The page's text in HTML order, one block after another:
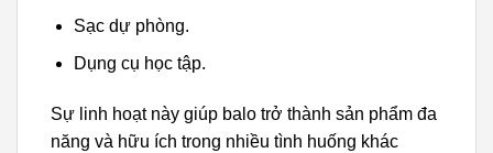
Sạc dự phòng.
Dụng cụ học tập.
Sự linh hoạt này giúp balo trở thành sản phẩm đa
năng và hữu ích trong nhiều tình huống khác